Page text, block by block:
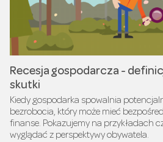
Recesja gospodarcza -
skutki
Kiedy gospodarka spowalnia
bezrobocia, który może mieć
finanse. Pokazujemy na przykładach
wyglądać z perspektywy obywatela.